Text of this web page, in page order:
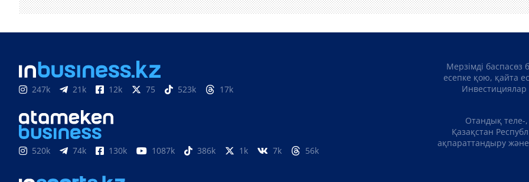
247k 21k 12k 75 523k 17k
520k 74k 130k 1087k 386k 1k 7k 56k
Мерзімді баспасөз
есепке қою, қайта
Инвестициялар
Отандық теле-
Қазақстан
ақпараттандыру